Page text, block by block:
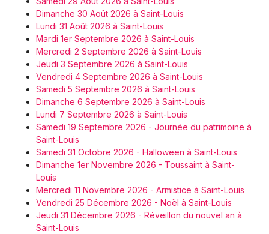
Dimanche 30 Août 2026 à Saint-Louis
Lundi 31 Août 2026 à Saint-Louis
Mardi 1er Septembre 2026 à Saint-Louis
Mercredi 2 Septembre 2026 à Saint-Louis
Jeudi 3 Septembre 2026 à Saint-Louis
Vendredi 4 Septembre 2026 à Saint-Louis
Samedi 5 Septembre 2026 à Saint-Louis
Dimanche 6 Septembre 2026 à Saint-Louis
Lundi 7 Septembre 2026 à Saint-Louis
Samedi 19 Septembre 2026 - Journée du patrimoine à
Saint-Louis
Samedi 31 Octobre 2026 - Halloween à Saint-Louis
Dimanche 1er Novembre 2026 - Toussaint à Saint-
Louis
Mercredi 11 Novembre 2026 - Armistice à Saint-Louis
Vendredi 25 Décembre 2026 - Noël à Saint-Louis
Jeudi 31 Décembre 2026 - Réveillon du nouvel an à
Saint-Louis